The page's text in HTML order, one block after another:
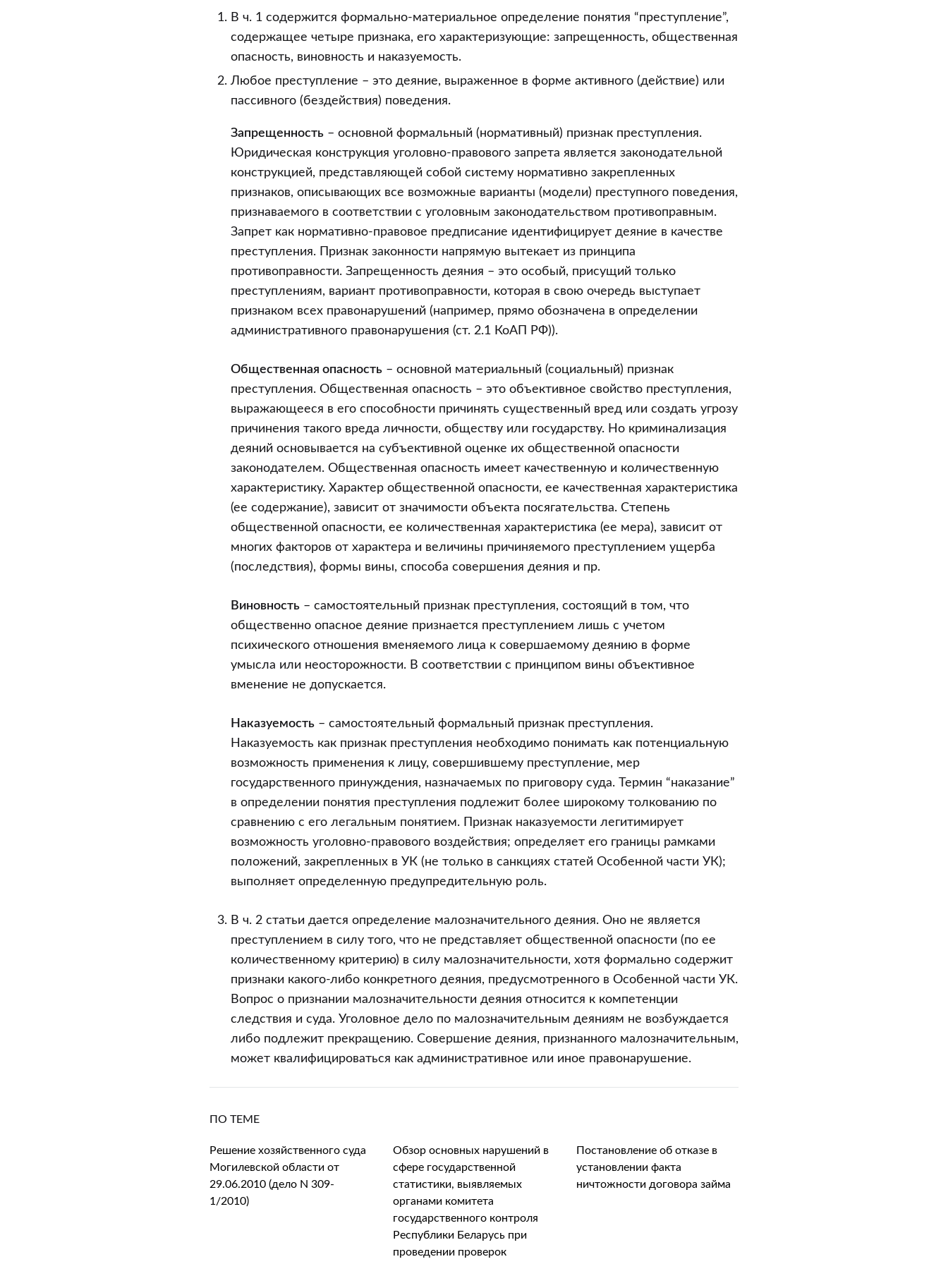
преступления”
Федерации
В ч. 1 содержится формально-материальное определение понятия “преступление”,
содержащее четыре признака, его характеризующие: запрещенность, общественная
опасность, виновность и наказуемость.
Любое преступление – это деяние, выраженное в форме активного (действие) или
пассивного (бездействия) поведения.
Запрещенность – основной формальный (нормативный) признак преступления.
Юридическая конструкция уголовно-правового запрета является законодательной
конструкцией, представляющей собой систему нормативно закрепленных
признаков, описывающих все возможные варианты (модели) преступного поведения,
признаваемого в соответствии с уголовным законодательством противоправным.
Запрет как нормативно-правовое предписание идентифицирует деяние в качестве
преступления. Признак законности напрямую вытекает из принципа
противоправности. Запрещенность деяния – это особый, присущий только
преступлениям, вариант противоправности, которая в свою очередь выступает
признаком всех правонарушений (например, прямо обозначена в определении
административного правонарушения (ст. 2.1 КоАП РФ)).
Общественная опасность – основной материальный (социальный) признак
преступления. Общественная опасность – это объективное свойство преступления,
выражающееся в его способности причинять существенный вред или создать угрозу
причинения такого вреда личности, обществу или государству. Но криминализация
деяний основывается на субъективной оценке их общественной опасности
законодателем. Общественная опасность имеет качественную и количественную
характеристику. Характер общественной опасности, ее качественная характеристика
(ее содержание), зависит от значимости объекта посягательства. Степень
общественной опасности, ее количественная характеристика (ее мера), зависит от
многих факторов от характера и величины причиняемого преступлением ущерба
(последствия), формы вины, способа совершения деяния и пр.
Виновность – самостоятельный признак преступления, состоящий в том, что
общественно опасное деяние признается преступлением лишь с учетом
психического отношения вменяемого лица к совершаемому деянию в форме
умысла или неосторожности. В соответствии с принципом вины объективное
вменение не допускается.
Наказуемость – самостоятельный формальный признак преступления.
Наказуемость как признак преступления необходимо понимать как потенциальную
возможность применения к лицу, совершившему преступление, мер
государственного принуждения, назначаемых по приговору суда. Термин “наказание”
в определении понятия преступления подлежит более широкому толкованию по
сравнению с его легальным понятием. Признак наказуемости легитимирует
возможность уголовно-правового воздействия; определяет его границы рамками
положений, закрепленных в УК (не только в санкциях статей Особенной части УК);
выполняет определенную предупредительную роль.
В ч. 2 статьи дается определение малозначительного деяния. Оно не является
преступлением в силу того, что не представляет общественной опасности (по ее
количественному критерию) в силу малозначительности, хотя формально содержит
признаки какого-либо конкретного деяния, предусмотренного в Особенной части УК.
Вопрос о признании малозначительности деяния относится к компетенции
следствия и суда. Уголовное дело по малозначительным деяниям не возбуждается
либо подлежит прекращению. Совершение деяния, признанного малозначительным,
может квалифицироваться как административное или иное правонарушение.
ПО ТЕМЕ
Решение хозяйственного суда
Могилевской области от
29.06.2010 (дело N 309-
1/2010)
Обзор основных нарушений в
сфере государственной
статистики, выявляемых
органами комитета
государственного контроля
Республики Беларусь при
проведении проверок
Постановление об отказе в
установлении факта
ничтожности договора займа